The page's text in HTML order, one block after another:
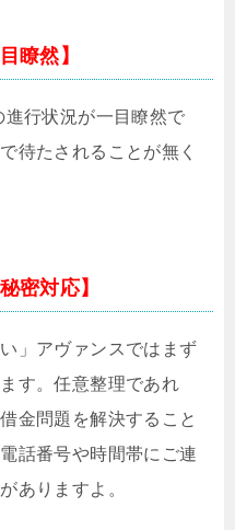
瞭然】
行状況が一目瞭然で
待たされることが無く
密対応】
」アヴァンスではまず
す。任意整理であれ
金問題を解決すること
話番号や時間帯にご連
ありますよ。